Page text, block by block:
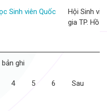
Sinh viên Quốc
Hội Sinh
gia TP. Hồ
ghi
4 5 6 Sau